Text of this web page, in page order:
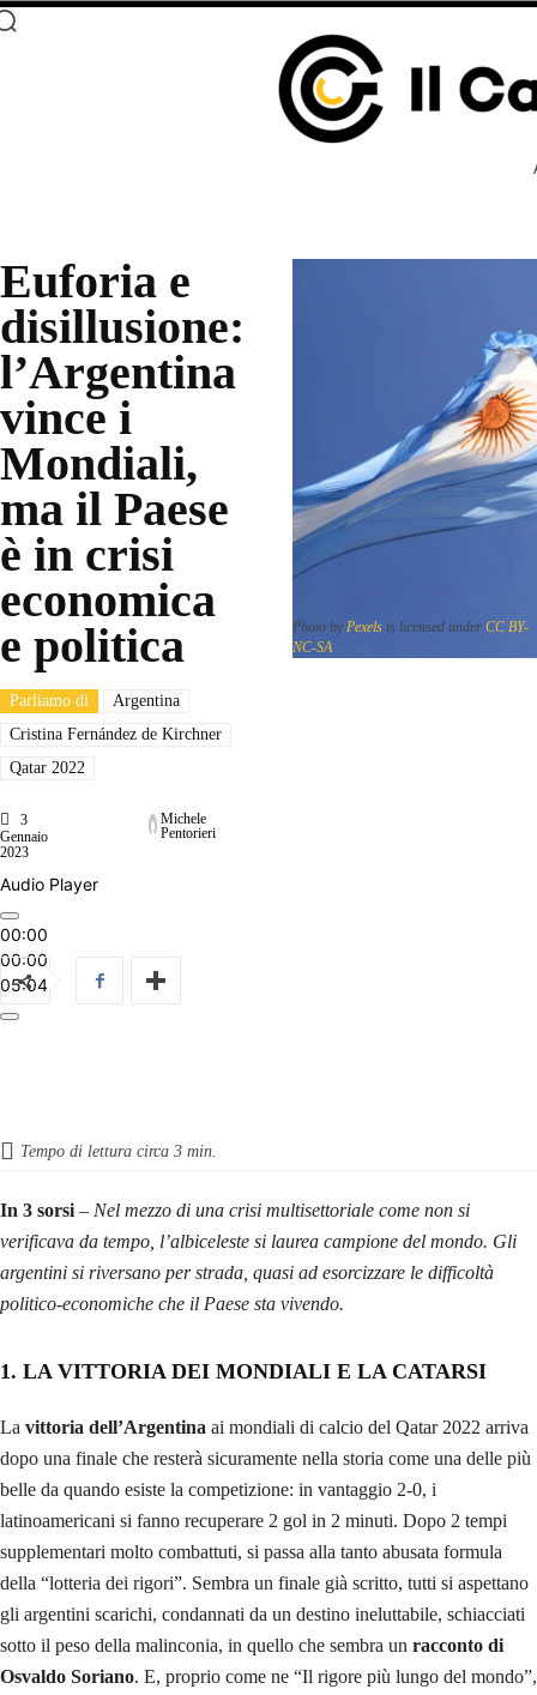
Euforia e
disillusione:
l’Argentina
vince i
Mondiali,
ma il Paese
è in crisi
economica
e politica
Parliamo di
Argentina
Cristina Fernández de Kirchner
Qatar 2022
3
Gennaio
2023
Michele
Pentorieri
Audio Player
00:00
00:00
05:04
Photo byPexels is licensed under CC BY-
NC-SA
Tempo di lettura circa 3 min.
In 3 sorsi – Nel mezzo di una crisi multisettoriale come non si
verificava da tempo, l’albiceleste si laurea campione del mondo. Gli
argentini si riversano per strada, quasi ad esorcizzare le difficoltà
politico-economiche che il Paese sta vivendo.
1. LA VITTORIA DEI MONDIALI E LA CATARSI
La vittoria dell’Argentina ai mondiali di calcio del Qatar 2022 arriva
dopo una finale che resterà sicuramente nella storia come una delle più
belle da quando esiste la competizione: in vantaggio 2-0, i
latinoamericani si fanno recuperare 2 gol in 2 minuti. Dopo 2 tempi
supplementari molto combattuti, si passa alla tanto abusata formula
della “lotteria dei rigori”. Sembra un finale già scritto, tutti si aspettano
gli argentini scarichi, condannati da un destino ineluttabile, schiacciati
sotto il peso della malinconia, in quello che sembra un racconto di
Osvaldo Soriano. E, proprio come ne “Il rigore più lungo del mondo”,